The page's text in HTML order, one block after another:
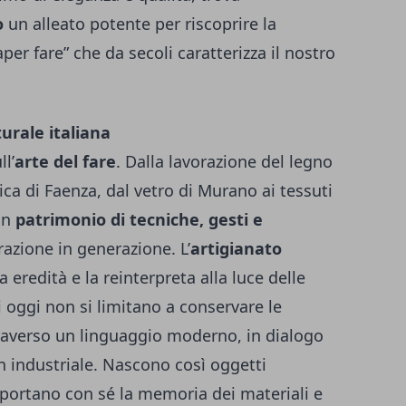
un alleato potente per riscoprire la
fare” che da secoli caratterizza il nostro
italiana
arte del fare. Dalla lavorazione del legno
di Faenza, dal vetro di Murano ai tessuti
patrimonio di tecniche, gesti e
in generazione. L’artigianato
eredità e la reinterpreta alla luce delle
non si limitano a conservare le
un linguaggio moderno, in dialogo
industriale. Nascono così oggetti
con sé la memoria dei materiali e